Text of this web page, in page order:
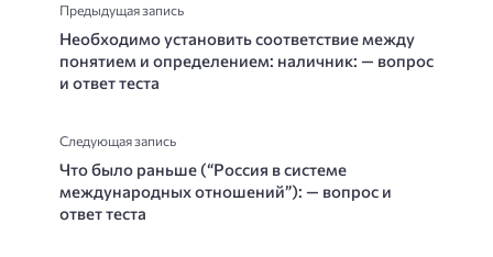
Предыдущая запись
Необходимо установить соответствие между
понятием и определением: наличник: — вопрос
и ответ теста
Следующая запись
Что было раньше (“Россия в системе
международных отношений”): — вопрос и
ответ теста